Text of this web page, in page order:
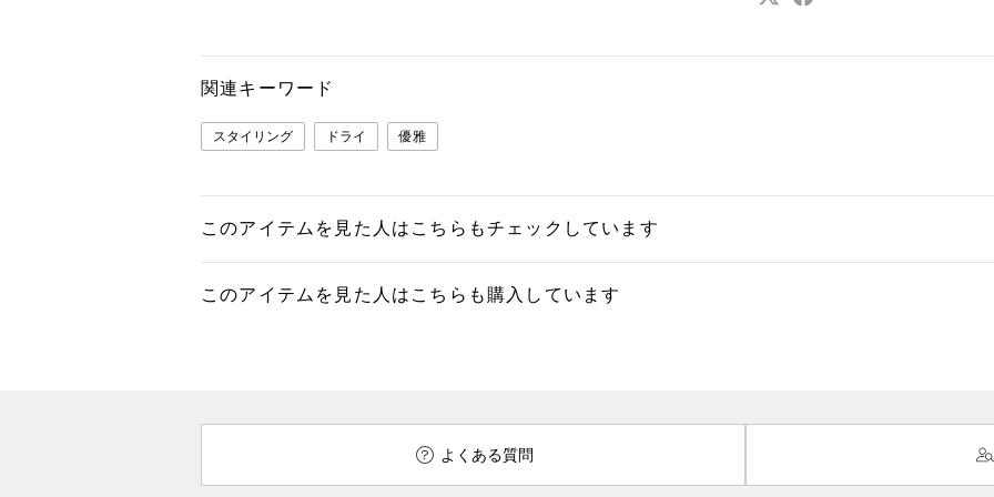
関連キーワード
スタイリング ドライ 優雅
このアイテムを見た人はこちらもチェックしています
このアイテムを見た人はこちらも購入しています
よくある質問